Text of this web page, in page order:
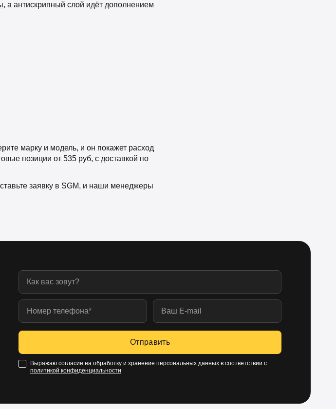
, а антискрипный слой идёт дополнением
марку и модель, и он покажет расход
позиции от 535 руб, с доставкой по
заявку в SGM, и наши менеджеры
Отправить
Выражаю согласие на обработку и хранение персональных данных в соответствии с
политикой конфиденциальности